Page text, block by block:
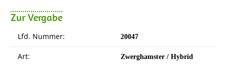
Zur Vergabe
Lfd. Nummer: 20047
Art: Zwerghamster / Hybrid